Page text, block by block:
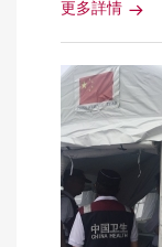
更多詳情